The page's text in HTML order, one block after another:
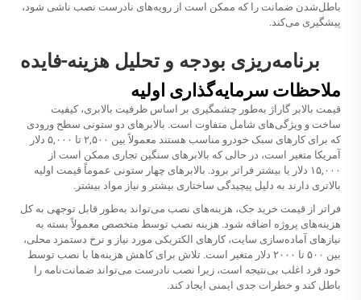
باطل‌شدن ضمانت را که ممکن است از رویه‌های نادرست نصب ناشی شود،
پیشگیری می‌کند.
برنامه‌ریزی بودجه و تحلیل هزینه-فایده
ملاحظات سرمایه‌گذاری اولیه
قیمت بالابر گاراژ به‌طور چشمگیری بر اساس ظرفیت بالابری، کیفیت
ساخت و ویژگی‌های شامل متفاوت است. بالابرهای دو ستونی سطح ورودی
که برای کار‌های سبک خودرو مناسب هستند معمولاً بین ۲,۵۰۰ تا ۵,۰۰۰ دلار
آمریکا متغیر است، در حالی که بالابرهای سنگین تجاری ممکن است از
۱۵,۰۰۰ دلار یا بیشتر فراتر برود. بالابرهای چهار ستونی عموماً قیمت اولیه
بالاتری دارند به دلیل پیچیدگی ساختاری بیشتر و نیاز مواد بیشتر.
فراتر از قیمت خرید جک، هزینه‌های نصب می‌تواند به‌طور قابل توجهی به کل
هزینه‌های پروژه اضافه شود. هزینه نصب توسط متخصص معمولاً بسته به
نیازهای آماده‌سازی سایت، کارهای الکتریکی مورد نیاز و نرخ دستمزد محلی،
بین ۵۰۰ تا ۲۰۰۰ دلار متغیر است. تلاش برای کاهش هزینه‌ها با نصب توسط
خود فرد اغلب بی‌نتیجه است، زیرا نصب نادرست می‌تواند ضمانت‌نامه را
باطل کند و خطرات جدی ایمنی ایجاد کند.